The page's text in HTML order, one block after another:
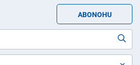
ABONOHU